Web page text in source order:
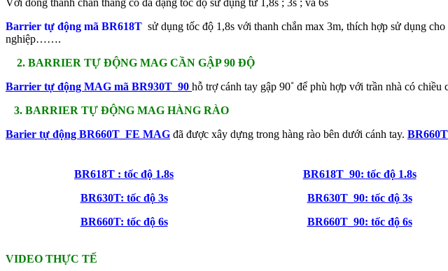
Barrier tự động mã BR618T sử dụng tốc độ 1,8s với thanh chắn max 3m, thích hợp sử dụng
nghiệp…….
2. BARRIER TỰ ĐỘNG MAG CẦN GẬP 90 ĐỘ
Barrier tự động MAG mã BR930T_90 hỗ trợ cánh tay gập 90˚ để phù hợp với trần nhà có
3. BARRIER TỰ ĐỘNG MAG HÀNG RÀO
Barier tự động BR660T_FE MAG đã được xây dựng trong hàng rào bên dưới cánh tay.
BR618T : tốc độ 1.8s
BR630T: tốc độ 3s
BR660T: tốc độ 6s
BR618T_90: tốc độ 1.8s
BR630T_90: tốc độ 3s
BR660T_90: tốc độ 6s
VIDEO THỰC TẾ